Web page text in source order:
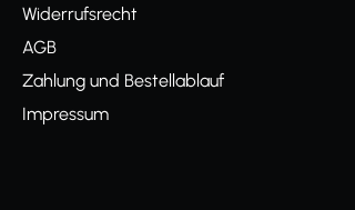
Widerrufsrecht
AGB
Zahlung und Bestellablauf
Impressum